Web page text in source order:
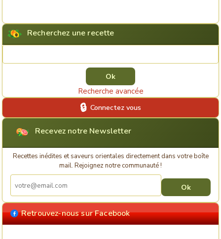
Recherchez une recette
Recherche avancée
Connectez vous
Recevez notre Newsletter
Recettes inédites et saveurs orientales directement dans votre boîte
mail. Rejoignez notre communauté !
Retrouvez-nous sur Facebook